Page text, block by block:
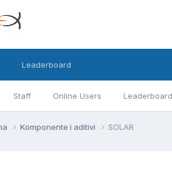
Staff Online Users Leaderboard
Leaderboard
Komponente i aditivi SOLAR